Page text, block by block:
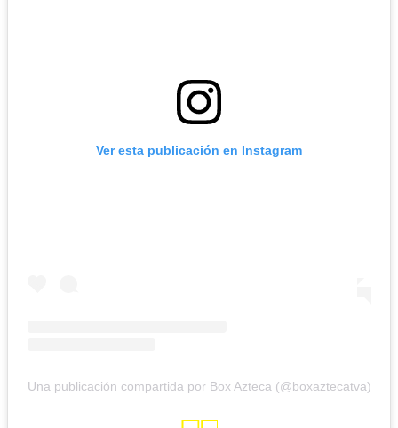
Ver esta publicación en Instagram
Una publicación compartida por Box Azteca (@boxaztecatva)